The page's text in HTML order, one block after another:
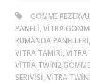
GÖMME
PANELI, VITRA
KUMANDA
VITRA TAMIRI,
VITRA TWIN2
SERIVISI, VITRA